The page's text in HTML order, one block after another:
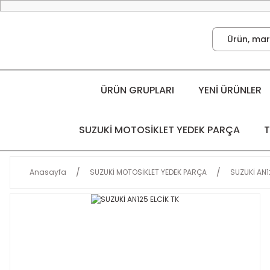
ÜRÜN GRUPLARI YENİ ÜRÜNLER
SUZUKİ MOTOSİKLET YEDEK PARÇA
Anasayfa SUZUKİ MOTOSİKLET YEDEK PARÇA SUZUKİ